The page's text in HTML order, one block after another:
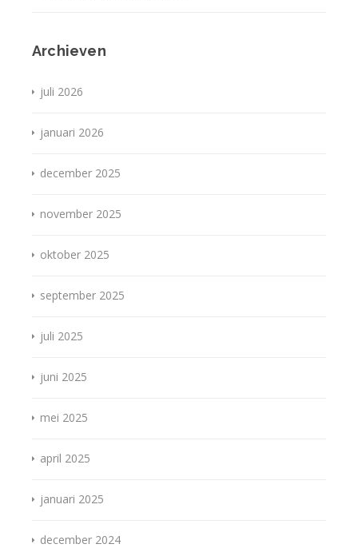
Archieven
juli 2026
januari 2026
december 2025
november 2025
oktober 2025
september 2025
juli 2025
juni 2025
mei 2025
april 2025
januari 2025
december 2024